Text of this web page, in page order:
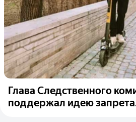
Глава Следственного
поддержал идею